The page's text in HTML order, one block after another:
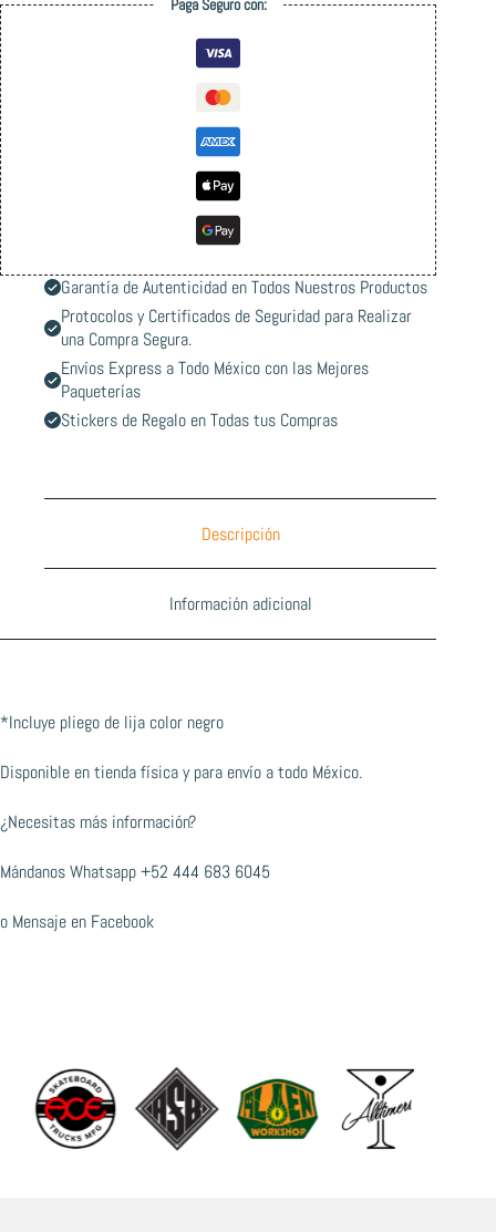
Paga Seguro con:
Garantía de Autenticidad en Todos Nuestros Productos
Protocolos y Certificados de Seguridad para Realizar
una Compra Segura.
Envíos Express a Todo México con las Mejores
Paqueterías
Stickers de Regalo en Todas tus Compras
Descripción
Información adicional
*Incluye pliego de lija color negro
Disponible en tienda física y para envío a todo México.
¿Necesitas más información?
Mándanos Whatsapp+52 444 683 6045
o Mensaje en Facebook